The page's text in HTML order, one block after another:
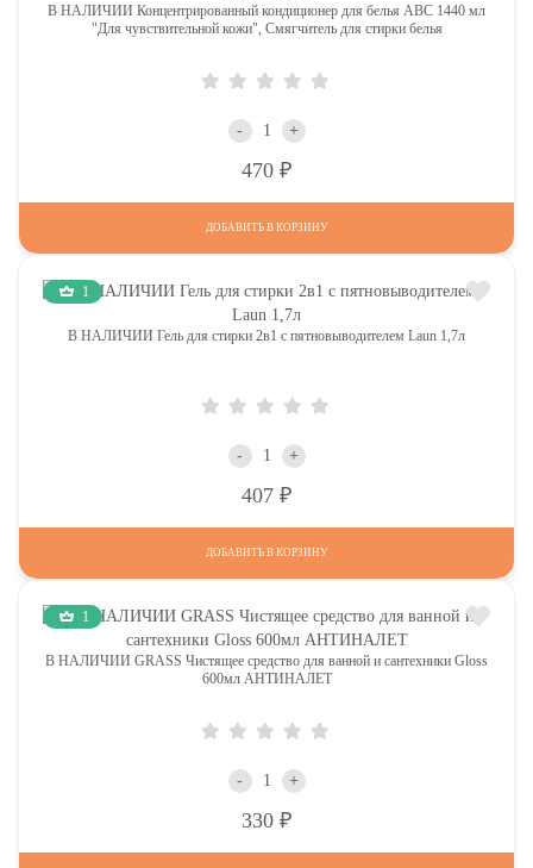
В НАЛИЧИИ Концентрированный кондиционер для белья АВС 1440 мл
"Для чувствительной кожи", Смягчитель для стирки белья
- +
470
ДОБАВИТЬ В КОРЗИНУ
1
В НАЛИЧИИ Гель для стирки 2в1 с пятновыводителем Laun 1,7л
- +
407
ДОБАВИТЬ В КОРЗИНУ
1
В НАЛИЧИИ GRASS Чистящее средство для ванной и сантехники Gloss
600мл АНТИНАЛЕТ
- +
330